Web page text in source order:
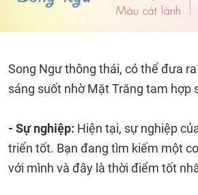
Song Ngư thông thái, có thể đưa
sáng suốt nhờ Mặt Trăng tam hợp
- Sự nghiệp: Hiện tại, sự nghiệp
triển tốt. Bạn đang tìm kiếm một
với mình và đây là thời điểm tốt